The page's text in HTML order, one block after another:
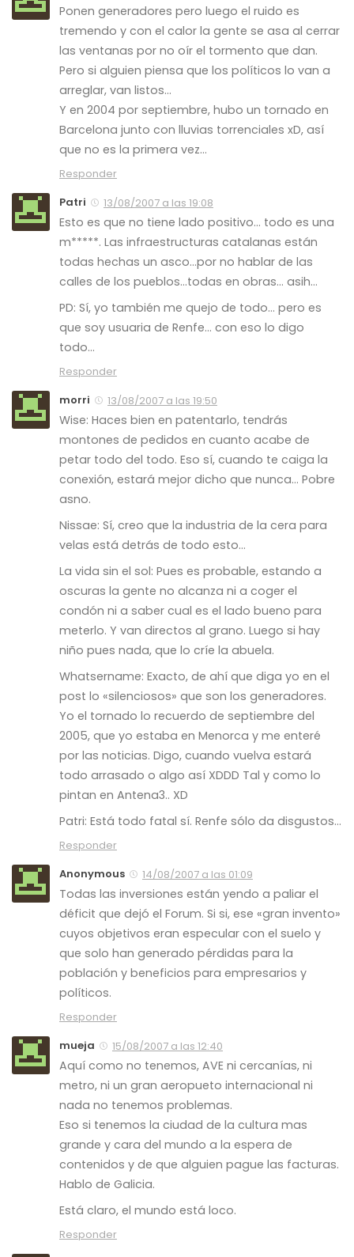
Ponen generadores pero luego el ruido es
tremendo y con el calor la gente se asa al cerrar
las ventanas por no oír el tormento que dan.
Pero si alguien piensa que los políticos lo van a
arreglar, van listos…
Y en 2004 por septiembre, hubo un tornado en
Barcelona junto con lluvias torrenciales xD, así
que no es la primera vez…
Responder
Patri
13/08/2007 a las 19:08
Esto es que no tiene lado positivo… todo es una
m*****. Las infraestructuras catalanas están
todas hechas un asco…por no hablar de las
calles de los pueblos…todas en obras… asih…
PD: Sí, yo también me quejo de todo… pero es
que soy usuaria de Renfe… con eso lo digo
todo…
Responder
morri
13/08/2007 a las 19:50
Wise: Haces bien en patentarlo, tendrás
montones de pedidos en cuanto acabe de
petar todo del todo. Eso sí, cuando te caiga la
conexión, estará mejor dicho que nunca… Pobre
asno.
Nissae: Sí, creo que la industria de la cera para
velas está detrás de todo esto…
La vida sin el sol: Pues es probable, estando a
oscuras la gente no alcanza ni a coger el
condón ni a saber cual es el lado bueno para
meterlo. Y van directos al grano. Luego si hay
niño pues nada, que lo críe la abuela.
Whatsername: Exacto, de ahí que diga yo en el
post lo «silenciosos» que son los generadores.
Yo el tornado lo recuerdo de septiembre del
2005, que yo estaba en Menorca y me enteré
por las noticias. Digo, cuando vuelva estará
todo arrasado o algo así XDDD Tal y como lo
pintan en Antena3.. XD
Patri: Está todo fatal sí. Renfe sólo da disgustos…
Responder
Anonymous
14/08/2007 a las 01:09
Todas las inversiones están yendo a paliar el
déficit que dejó el Forum. Si si, ese «gran invento»
cuyos objetivos eran especular con el suelo y
que solo han generado pérdidas para la
población y beneficios para empresarios y
políticos.
Responder
mueja
15/08/2007 a las 12:40
Aquí como no tenemos, AVE ni cercanías, ni
metro, ni un gran aeropueto internacional ni
nada no tenemos problemas.
Eso si tenemos la ciudad de la cultura mas
grande y cara del mundo a la espera de
contenidos y de que alguien pague las facturas.
Hablo de Galicia.
Está claro, el mundo está loco.
Responder